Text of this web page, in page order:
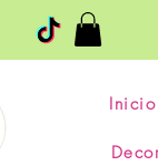
Inicio